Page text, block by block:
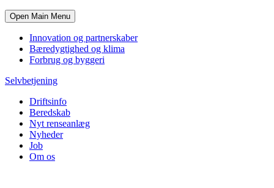
Open Main Menu
Innovation og partnerskaber
Bæredygtighed og klima
Forbrug og byggeri
Selvbetjening
Driftsinfo
Beredskab
Nyt renseanlæg
Nyheder
Job
Om os